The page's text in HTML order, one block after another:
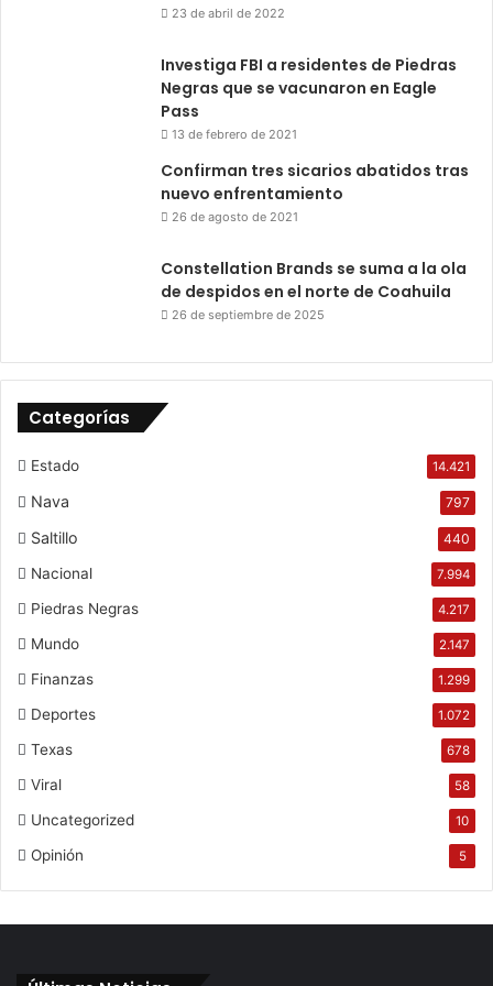
23 de abril de 2022
Investiga FBI a residentes de Piedras
Negras que se vacunaron en Eagle
Pass
13 de febrero de 2021
Confirman tres sicarios abatidos tras
nuevo enfrentamiento
26 de agosto de 2021
Constellation Brands se suma a la ola
de despidos en el norte de Coahuila
26 de septiembre de 2025
Categorías
Estado 14.421
Nava 797
Saltillo 440
Nacional 7.994
Piedras Negras 4.217
Mundo 2.147
Finanzas 1.299
Deportes 1.072
Texas 678
Viral 58
Uncategorized 10
Opinión 5